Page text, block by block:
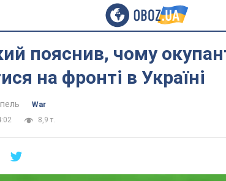
пояснив, чому
на фронті в Україні
War
8,9 т.